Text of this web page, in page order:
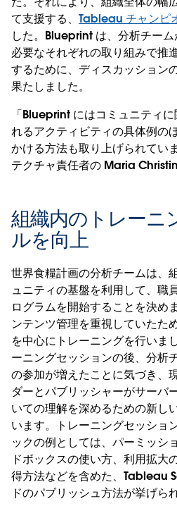
て支援する、Tableau チャンピ
した。Blueprint は、分析チー
必要なそれぞれの取り組みで推
するために、ディスカッション
果たしました。
「Blueprint にはコミュニティ
れるアクティビティの具体例の
かける方法も取り上げられてい
テクチャ責任者の Maria
組織内のトレーニ
ルを向上
世界食糧計画の分析チームは、
ュニティの基盤を利用して、職
ログラムを開始することを決め
ンテンツ管理を重視していたた
を中心にトレーニングを行いま
ーニングセッションの後、分析
の参加が増えたことに気づき、
ダーとパブリッシャーがサーバ
いての理解を深めるための新し
います。トレーニングセッショ
ックの例としては、パーミッシ
ドボックスの使い方、利用拡大
得方法などを含めた、Tableau
ドのパブリッシュ方法が挙げら